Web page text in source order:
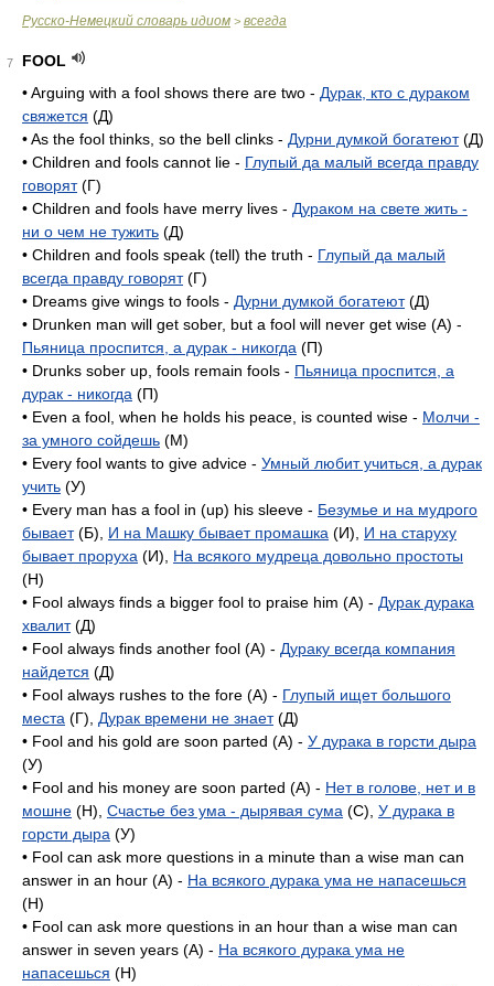
Русско-Немецкий словарь идиом > всегда
7
FOOL
• Arguing with a fool shows there are two - Дурак, кто с дураком
свяжется (Д)
• As the fool thinks, so the bell clinks - Дурни думкой богатеют(Д)
• Children and fools cannot lie - Глупый да малый всегда правду
говорят(Г)
• Children and fools have merry lives - Дураком на свете жить -
ни о чем не тужить (Д)
• Children and fools speak (tell) the truth - Глупый да малый
всегда правду говорят(Г)
• Dreams give wings to fools - Дурни думкой богатеют(Д)
• Drunken man will get sober, but a fool will never get wise (A) -
Пьяница проспится, а дурак - никогда (П)
• Drunks sober up, fools remain fools - Пьяница проспится, а
дурак - никогда (П)
• Even a fool, when he holds his peace, is counted wise - Молчи -
за умного сойдешь (M)
• Every fool wants to give advice - Умный любит учиться, а дурак
учить (У)
• Every man has a fool in (up) his sleeve - Безумье и на мудрого
бывает(Б), И на Машку бывает промашка (И), И на старуху
бывает проруха (И), На всякого мудреца довольно простоты
(H)
• Fool always finds a bigger fool to praise him (A) - Дурак дурака
хвалит(Д)
• Fool always finds another fool (А) - Дураку всегда компания
найдется (Д)
• Fool always rushes to the fore (А) - Глупый ищет большого
места (Г), Дурак времени не знает(Д)
• Fool and his gold are soon parted (A) - У дурака в горсти дыра
(У)
• Fool and his money are soon parted (A) - Нет в голове, нет и в
мошне (H), Счастье без ума - дырявая сума (C), У дурака в
горсти дыра (У)
• Fool can ask more questions in a minute than a wise man can
answer in an hour (A) - На всякого дурака ума не напасешься
(H)
• Fool can ask more questions in an hour than a wise man can
answer in seven years (A) - На всякого дурака ума не
напасешься (H)